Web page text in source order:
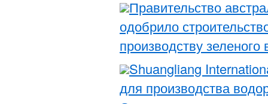
Правительство
одобрило
производству
Shuangliang
для производства